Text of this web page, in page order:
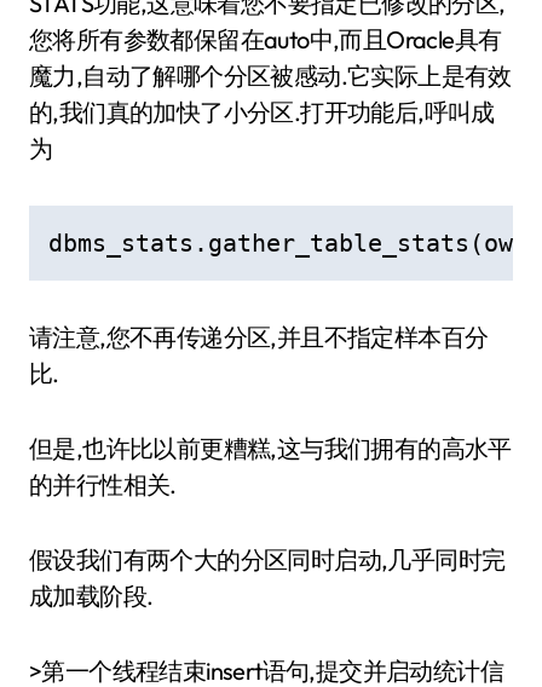
您将所有参数都保留在auto中,而且Oracle具有
魔力,自动了解哪个分区被感动.它实际上是有效
的,我们真的加快了小分区.打开功能后,呼叫成
为
请注意,您不再传递分区,并且不指定样本百分
比.
但是,也许比以前更糟糕,这与我们拥有的高水平
的并行性相关.
假设我们有两个大的分区同时启动,几乎同时完
成加载阶段.
>第一个线程结束insert语句,提交并启动统计信